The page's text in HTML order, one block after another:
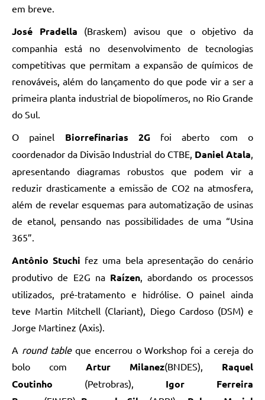
em breve.
José Pradella (Braskem) avisou que o objetivo da
companhia está no desenvolvimento de tecnologias
competitivas que permitam a expansão de químicos de
renováveis, além do lançamento do que pode vir a ser a
primeira planta industrial de biopolímeros, no Rio Grande
do Sul.
O painel Biorrefinarias 2Gfoi aberto com o
coordenador da Divisão Industrial do CTBE, Daniel Atala
apresentando diagramas robustos que podem vir a
reduzir drasticamente a emissão de CO2 na atmosfera,
além de revelar esquemas para automatização de usinas
de etanol, pensando nas possibilidades de uma “Usina
365”.
Antônio Stuchi fez uma bela apresentação do cenário
produtivo de E2G na Raízen , abordando os processos
utilizados, pré-tratamento e hidrólise. O painel ainda
teve Martin Mitchell (Clariant), Diego Cardoso (DSM) e
Jorge Martinez (Axis).
A round tableque encerrou o Workshop foi a cereja do
bolo com Artur Milanez(BNDES), Raquel
Coutinho (Petrobras), Igor Ferreira